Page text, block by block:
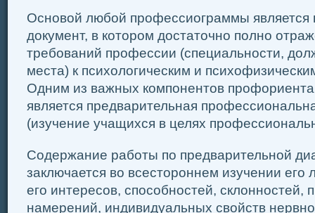
Основой любой профессиограммы является
документ, в котором достаточно полно
требований профессии (специальности,
места) к психологическим и
Одним из важных компонентов
является предварительная
(изучение учащихся в целях
Содержание работы по предварительной
заключается во всестороннем изучении его
его интересов, способностей,
намерений, индивидуальных свойств